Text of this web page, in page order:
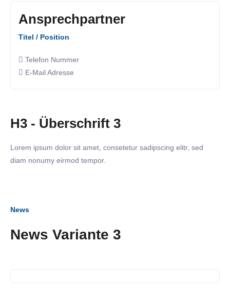
Ansprechpartner
Titel / Position
Telefon Nummer
E-Mail Adresse
H3 - Überschrift 3
Lorem ipsum dolor sit amet, consetetur sadipscing elitr, sed
diam nonumy eirmod tempor.
News
News Variante 3